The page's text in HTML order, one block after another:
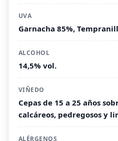
UVA
Garnacha 85%,
ALCOHOL
14,5% vol.
VIÑEDO
Cepas de 15 a 25 años
calcáreos, pedregosos y
ALÉRGENOS